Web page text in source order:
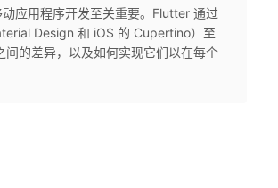
应用程序开发至关重要。Flutter 通过
Design 和 iOS 的 Cupertino）至
的差异，以及如何实现它们以在每个